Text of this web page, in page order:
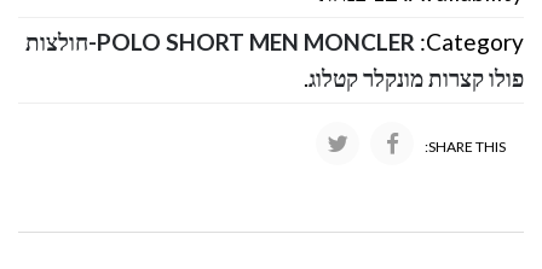
Category:
POLO SHORT MEN MONCLER-חולצות
פולו קצרות מונקלר קטלוג.
SHARE THIS: